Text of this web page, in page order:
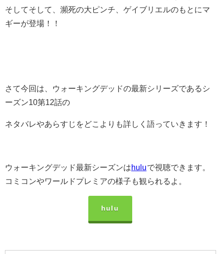
そしてそして、瀕死の大ピンチ、ゲイブリエルのもとにマ
ギーが登場！！
さて今回は、ウォーキングデッドの最新シリーズであるシ
ーズン10第12話の
ネタバレやあらすじをどこよりも詳しく語っていきます！
ウォーキングデッド最新シーズンはhuluで視聴できます。
コミコンやワールドプレミアの様子も観られるよ。
hulu